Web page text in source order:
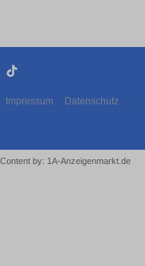
Impressum Datenschutz
by: 1A-Anzeigenmarkt.de